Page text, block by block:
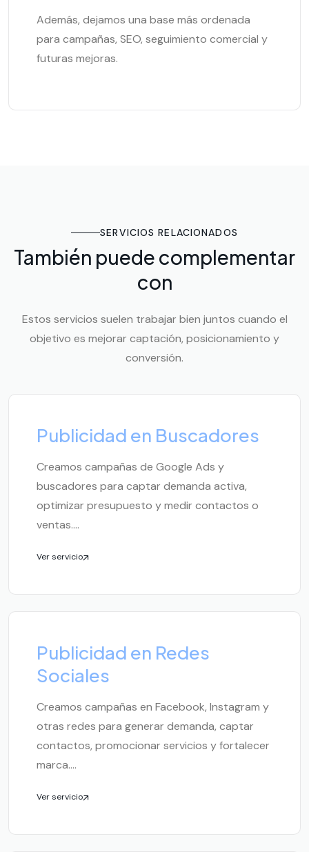
Además, dejamos una base más ordenada
para campañas, SEO, seguimiento comercial y
futuras mejoras.
SERVICIOS RELACIONADOS
También puede complementar
con
Estos servicios suelen trabajar bien juntos cuando el
objetivo es mejorar captación, posicionamiento y
conversión.
Publicidad en Buscadores
Creamos campañas de Google Ads y
buscadores para captar demanda activa,
optimizar presupuesto y medir contactos o
ventas....
Ver servicio
Publicidad en Redes
Sociales
Creamos campañas en Facebook, Instagram y
otras redes para generar demanda, captar
contactos, promocionar servicios y fortalecer
marca....
Ver servicio